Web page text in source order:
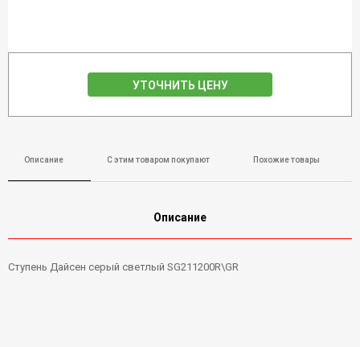
УТОЧНИТЬ ЦЕНУ
Описание С этим товаром покупают Похожие товары
Описание
Ступень Дайсен серый светлый SG211200R\GR